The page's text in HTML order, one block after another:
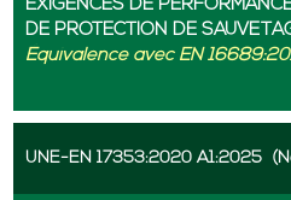
EXIGENCES DE
DE PROTECTION DE
Équivalence avec EN
UNE-EN 17353:2020 A1:2025